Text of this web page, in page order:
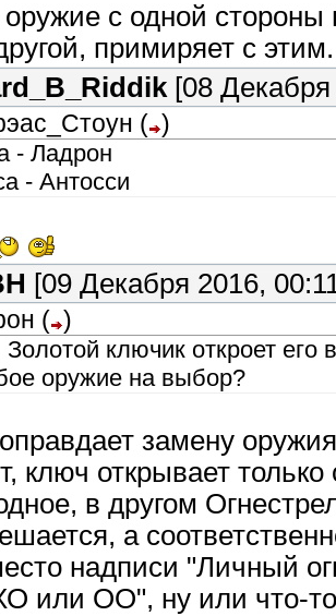
с одной стороны
примиряет с
[08
( )
- Ладрон
- Антосси
[09 Декабря 2016,
( )
ключик откроет
оружие на выбор?
замену
ключ открывает
в другом
а
надписи "Личный
или ОО", ну или что-